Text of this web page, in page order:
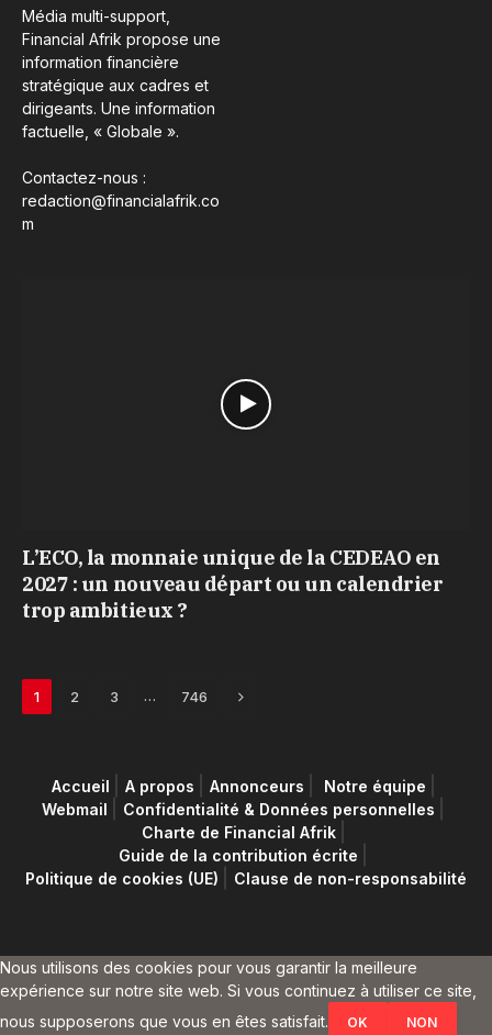
Média multi-support,
Financial Afrik propose une
information financière
stratégique aux cadres et
dirigeants. Une information
factuelle, « Globale ».
Contactez-nous :
redaction@financialafrik.co
m
L’ECO, la monnaie unique de la CEDEAO en
2027 : un nouveau départ ou un calendrier
trop ambitieux ?
1 2 3 … 746 Next
Accueil A propos Annonceurs
Notre équipe
Webmail
Confidentialité & Données personnelles
Charte de Financial Afrik
Guide de la contribution écrite
Politique de cookies (UE)
Clause de non-responsabilité
Nous utilisons des cookies pour vous garantir la meilleure
expérience sur notre site web. Si vous continuez à utiliser ce site,
nous supposerons que vous en êtes satisfait.
OK NON